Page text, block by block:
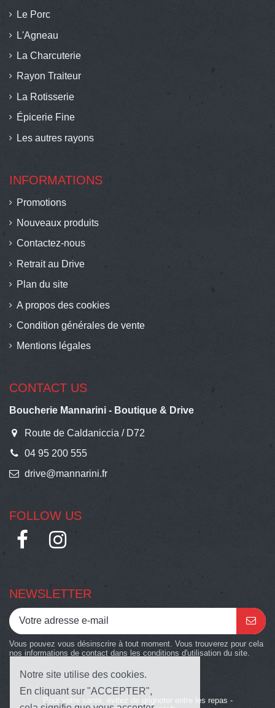
Le Porc
L'Agneau
La Charcuterie
Rayon Traiteur
La Rotisserie
Épicerie Fine
Les autres rayons
INFORMATIONS
Promotions
Nouveaux produits
Contactez-nous
Retrait au Drive
Plan du site
A propos des cookies
Condition générales de vente
Mentions légales
CONTACT US
Boucherie Mannarini - Boutique & Drive
Route de Caldaniccia / D72
04 95 200 555
drive@mannarini.fr
FOLLOW US
NEWSLETTER
Vous pouvez vous désinscrire à tout moment. Vous trouverez pour cela
nos informations de contact dans les conditions d'utilisation du site.
Pour votre santé, évitez de grignoter entre les repas -
Notre site utilise des cookies.
En cliquant sur "ACCEPTER",